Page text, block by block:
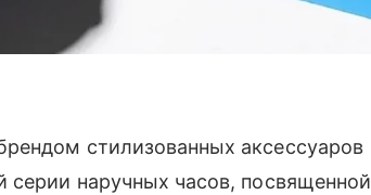
стилизованных аксессуаров
серии наручных часов, посвященной